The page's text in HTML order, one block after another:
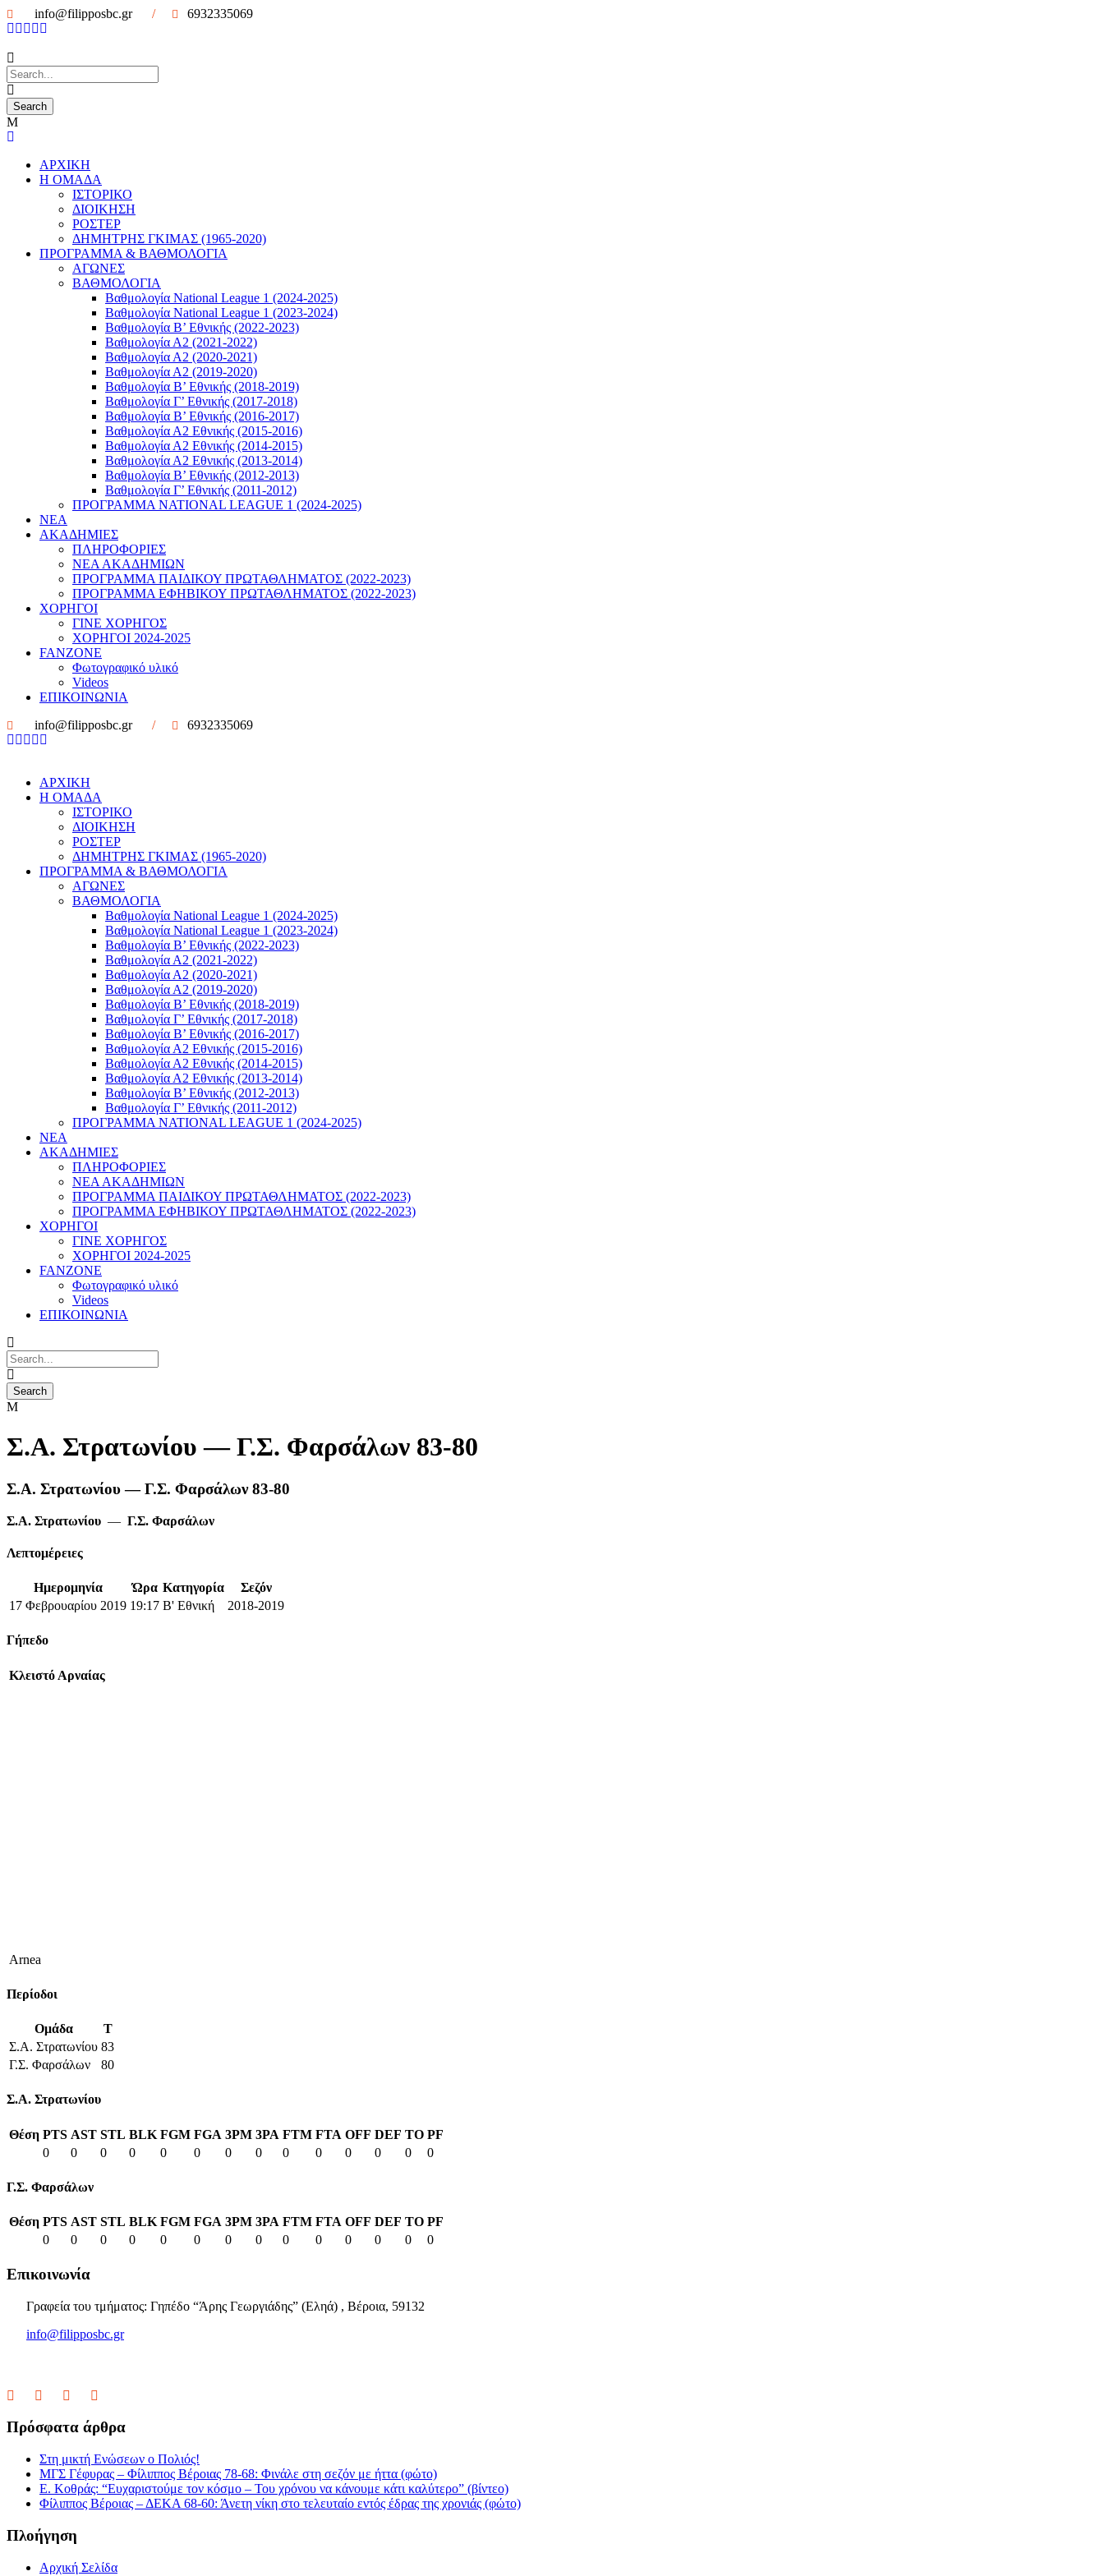
info@filipposbc.gr / 6932335069
ΑΡΧΙΚΗ
Η ΟΜΑΔΑ
ΙΣΤΟΡΙΚΟ
ΔΙΟΙΚΗΣΗ
ΡΟΣΤΕΡ
ΔΗΜΗΤΡΗΣ ΓΚΙΜΑΣ (1965-2020)
ΠΡΟΓΡΑΜΜΑ & ΒΑΘΜΟΛΟΓΙΑ
ΑΓΩΝΕΣ
ΒΑΘΜΟΛΟΓΙΑ
Βαθμολογία National League 1 (2024-2025)
Βαθμολογία National League 1 (2023-2024)
Βαθμολογία Β’ Εθνικής (2022-2023)
Βαθμολογία Α2 (2021-2022)
Βαθμολογία Α2 (2020-2021)
Βαθμολογία Α2 (2019-2020)
Βαθμολογία B’ Εθνικής (2018-2019)
Βαθμολογία Γ’ Εθνικής (2017-2018)
Βαθμολογία Β’ Εθνικής (2016-2017)
Βαθμολογία Α2 Εθνικής (2015-2016)
Βαθμολογία Α2 Εθνικής (2014-2015)
Βαθμολογία Α2 Εθνικής (2013-2014)
Βαθμολογία Β’ Εθνικής (2012-2013)
Βαθμολογία Γ’ Εθνικής (2011-2012)
ΠΡΟΓΡΑΜΜΑ NATIONAL LEAGUE 1 (2024-2025)
ΝΕΑ
ΑΚΑΔΗΜΙΕΣ
ΠΛΗΡΟΦΟΡΙΕΣ
ΝΕΑ ΑΚΑΔΗΜΙΩΝ
ΠΡΟΓΡΑΜΜΑ ΠΑΙΔΙΚΟΥ ΠΡΩΤΑΘΛΗΜΑΤΟΣ (2022-2023)
ΠΡΟΓΡΑΜΜΑ ΕΦΗΒΙΚΟΥ ΠΡΩΤΑΘΛΗΜΑΤΟΣ (2022-2023)
ΧΟΡΗΓΟΙ
ΓΙΝΕ ΧΟΡΗΓΟΣ
ΧΟΡΗΓΟΙ 2024-2025
FANZONE
Φωτογραφικό υλικό
Videos
ΕΠΙΚΟΙΝΩΝΙΑ
info@filipposbc.gr
/ 6932335069
ΑΡΧΙΚΗ
Η ΟΜΑΔΑ
ΙΣΤΟΡΙΚΟ
ΔΙΟΙΚΗΣΗ
ΡΟΣΤΕΡ
ΔΗΜΗΤΡΗΣ ΓΚΙΜΑΣ (1965-2020)
ΠΡΟΓΡΑΜΜΑ & ΒΑΘΜΟΛΟΓΙΑ
ΑΓΩΝΕΣ
ΒΑΘΜΟΛΟΓΙΑ
Βαθμολογία National League 1 (2024-2025)
Βαθμολογία National League 1 (2023-2024)
Βαθμολογία Β’ Εθνικής (2022-2023)
Βαθμολογία Α2 (2021-2022)
Βαθμολογία Α2 (2020-2021)
Βαθμολογία Α2 (2019-2020)
Βαθμολογία B’ Εθνικής (2018-2019)
Βαθμολογία Γ’ Εθνικής (2017-2018)
Βαθμολογία Β’ Εθνικής (2016-2017)
Βαθμολογία Α2 Εθνικής (2015-2016)
Βαθμολογία Α2 Εθνικής (2014-2015)
Βαθμολογία Α2 Εθνικής (2013-2014)
Βαθμολογία Β’ Εθνικής (2012-2013)
Βαθμολογία Γ’ Εθνικής (2011-2012)
ΠΡΟΓΡΑΜΜΑ NATIONAL LEAGUE 1 (2024-2025)
ΝΕΑ
ΑΚΑΔΗΜΙΕΣ
ΠΛΗΡΟΦΟΡΙΕΣ
ΝΕΑ ΑΚΑΔΗΜΙΩΝ
ΠΡΟΓΡΑΜΜΑ ΠΑΙΔΙΚΟΥ ΠΡΩΤΑΘΛΗΜΑΤΟΣ (2022-2023)
ΠΡΟΓΡΑΜΜΑ ΕΦΗΒΙΚΟΥ ΠΡΩΤΑΘΛΗΜΑΤΟΣ (2022-2023)
ΧΟΡΗΓΟΙ
ΓΙΝΕ ΧΟΡΗΓΟΣ
ΧΟΡΗΓΟΙ 2024-2025
FANZONE
Φωτογραφικό υλικό
Videos
ΕΠΙΚΟΙΝΩΝΙΑ
Σ.Α. Στρατωνίου — Γ.Σ. Φαρσάλων 83-80
Σ.Α. Στρατωνίου — Γ.Σ. Φαρσάλων 83-80
Σ.Α. Στρατωνίου — Γ.Σ. Φαρσάλων
Λεπτομέρειες
Ημερομηνία Ώρα Κατηγορία
Σεζόν
17 Φεβρουαρίου 2019 19:17 Β' Εθνική 2018-2019
Γήπεδο
Κλειστό Αρναίας
Arnea
Περίοδοι
Ομάδα
T
Σ.Α. Στρατωνίου 83
Γ.Σ. Φαρσάλων
80
Σ.Α. Στρατωνίου
Θέση PTS AST STL BLK FGM FGA 3PM 3PA FTM FTA OFF DEF TO PF
0
0 0 0 0 0 0 0 0 0 0 0 0 0
Γ.Σ. Φαρσάλων
Θέση PTS AST STL BLK FGM FGA 3PM 3PA FTM FTA OFF DEF TO PF
0
0 0 0 0 0 0 0 0 0 0 0 0 0
Επικοινωνία
Γραφεία του τμήματος: Γηπέδο “Άρης Γεωργιάδης” (Εληά) , Βέροια, 59132
info@filipposbc.gr
Πρόσφατα άρθρα
Στη μικτή Ενώσεων ο Πολιός!
ΜΓΣ Γέφυρας – Φίλιππος Βέροιας 78-68: Φινάλε στη σεζόν με ήττα (φώτο)
Ε. Κοθράς: “Ευχαριστούμε τον κόσμο – Του χρόνου να κάνουμε κάτι καλύτερο” (βίντεο)
Φίλιππος Βέροιας – ΔΕΚΑ 68-60: Άνετη νίκη στο τελευταίο εντός έδρας της χρονιάς (φώτο)
Πλοήγηση
Αρχική Σελίδα